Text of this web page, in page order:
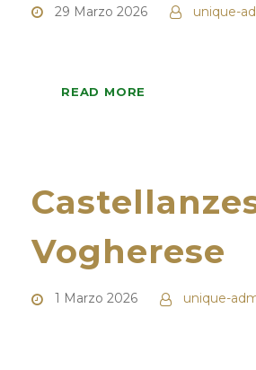
29 Marzo 2026 unique-
READ MORE
Vogherese
1 Marzo 2026 unique-